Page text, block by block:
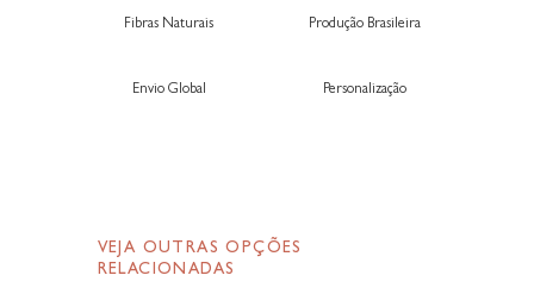
Fibras Naturais Produção Brasileira
Envio Global Personalização
VEJA OUTRAS OPÇÕES
RELACIONADAS